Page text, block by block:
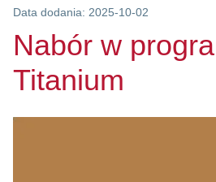
Data dodania: 2025-10-02
Nabór w
Titanium